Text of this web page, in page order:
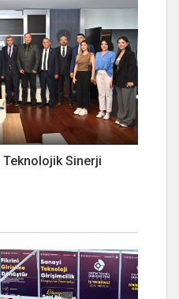
Teknolojik Sinerji